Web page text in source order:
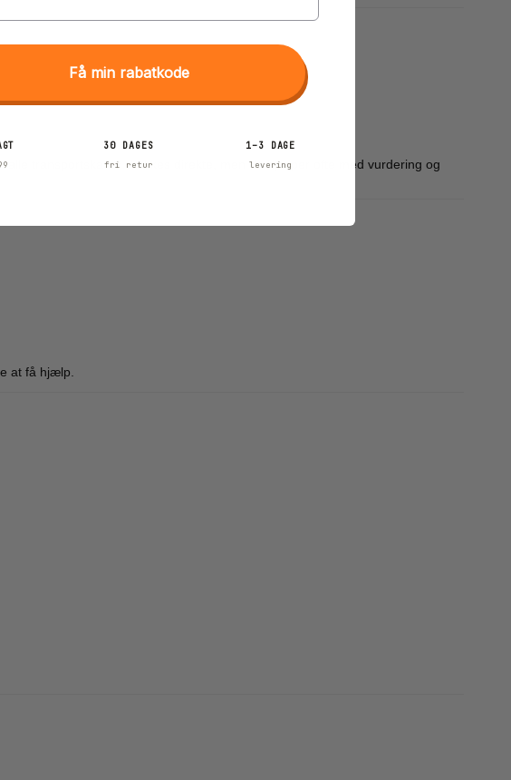
alle transportskader dækkes direkte, men de hjælper ofte med vurdering og
at få hjælp.
Få min rabatkode
30 DAGES
fri retur
1–3 DAGE
levering